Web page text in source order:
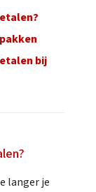
bij
langer je